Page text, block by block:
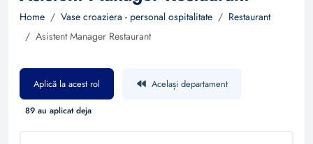
Home Vase croaziera - personal ospitalitate
Restaurant
Asistent Manager Restaurant
Aplică la acest rol Același departament
89 au aplicat deja